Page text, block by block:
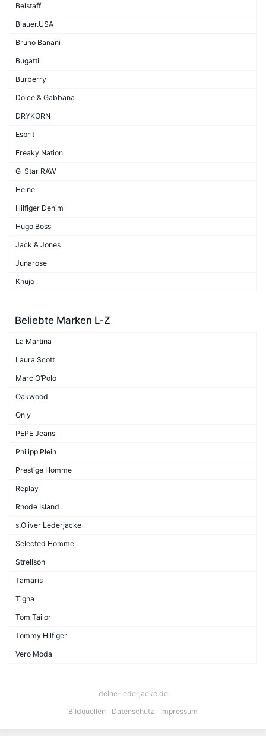
Belstaff
Blauer.USA
Bruno Banani
Bugatti
Burberry
Dolce & Gabbana
DRYKORN
Esprit
Freaky Nation
G-Star RAW
Heine
Hilfiger Denim
Hugo Boss
Jack & Jones
Junarose
Khujo
Beliebte Marken L-Z
La Martina
Laura Scott
Marc O’Polo
Oakwood
Only
PEPE Jeans
Philipp Plein
Prestige Homme
Replay
Rhode Island
s.Oliver Lederjacke
Selected Homme
Strellson
Tamaris
Tigha
Tom Tailor
Tommy Hilfiger
Vero Moda
deine-lederjacke.de
Bildquellen
Datenschutz Impressum